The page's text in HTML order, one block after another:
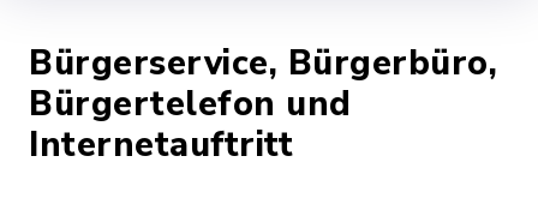
Bürgerservice, Bürgerbüro,
Bürgertelefon und
Internetauftritt